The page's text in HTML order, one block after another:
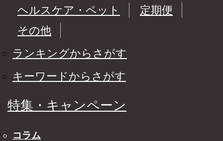
ヘルスケア・ペット
定期便
その他
ランキングからさがす
キーワードからさがす
特集・キャンペーン
コラム